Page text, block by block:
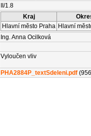
II/1.8
Kraj
Hlavní město Praha Hlavní
Ing. Anna Ocilková
Vyloučen vliv
PHA2884P_textSdeleni.pdf